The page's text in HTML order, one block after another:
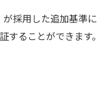
採用した追加基準に
ることができます。